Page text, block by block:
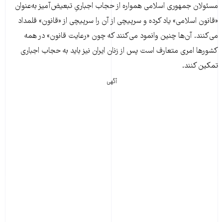
مسئولان جمهوری اسلامی همواره از حجاب اجباریِ تبعیض‌آمیز به‌عنوان
«قانون اسلامی» یاد کرده‌ و سرپیچی از آن را سرپیچی از «قانون» قلمداد
می‌کنند. آن‌ها چنین وانمود می‌کنند که چون «رعایت قانون» در همه
کشورها امری متعارف است پس از زنان ایران نیز باید به حجاب اجباری
تمکین کنند.
آگهی